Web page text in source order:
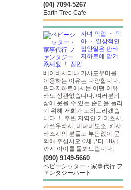
(04) 7094-5267
Earth Tree Cafe
자녀 픽업 ・ 탁
아 ・ 일상적인
집안일은 판타
지하트에 맡겨
주세요 ！ 집안...
베이비시터나 가사도우미를
이용하는 이유는 다양합니다.
판타지하트에서는 어떤 이유
라도 상관없습니다. 여러분의
삶에 웃을 수 있는 순간을 늘리
기 위해 저희가 도와드리겠습
니다 ！ 주변 지역인 기미츠시,
가쓰우라시, 미나미보소, 키사
라즈시의 분들도 부담없이 문
의해 주십시오.0세부터 18세
까지 아이를 돌봐드립니다.
(090) 9149-5660
ベビーシッター・家事代行 フ
ァンタジーハート